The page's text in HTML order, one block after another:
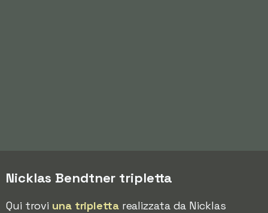
Nicklas Bendtner tripletta
Qui trovi una triplettarealizzata da Nicklas